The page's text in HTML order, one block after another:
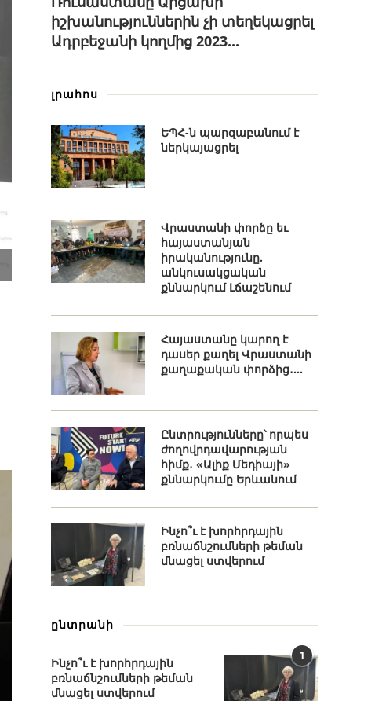
իշխանություններին չի տեղեկացրել
Ադրբեջանի կողմից 2023...
լրահոս
ԵՊՀ-ն պարզաբանում է
ներկայացրել
Վրաստանի փորձը եւ
հայաստանյան
իրականությունը.
անկուսակցական
քննարկում Լճաշենում
Հայաստանը կարող է
դասեր քաղել Վրաստանի
քաղաքական փորձից․...
Ընտրությունները՝ որպես
ժողովրդավարության
հիմք․ «Ալիք Մեդիայի»
քննարկումը Երևանում
Ինչո՞ւ է խորհրդային
բռնաճնշումների թեման
մնացել ստվերում
ընտրանի
1
Ինչո՞ւ է խորհրդային
բռնաճնշումների թեման
մնացել ստվերում